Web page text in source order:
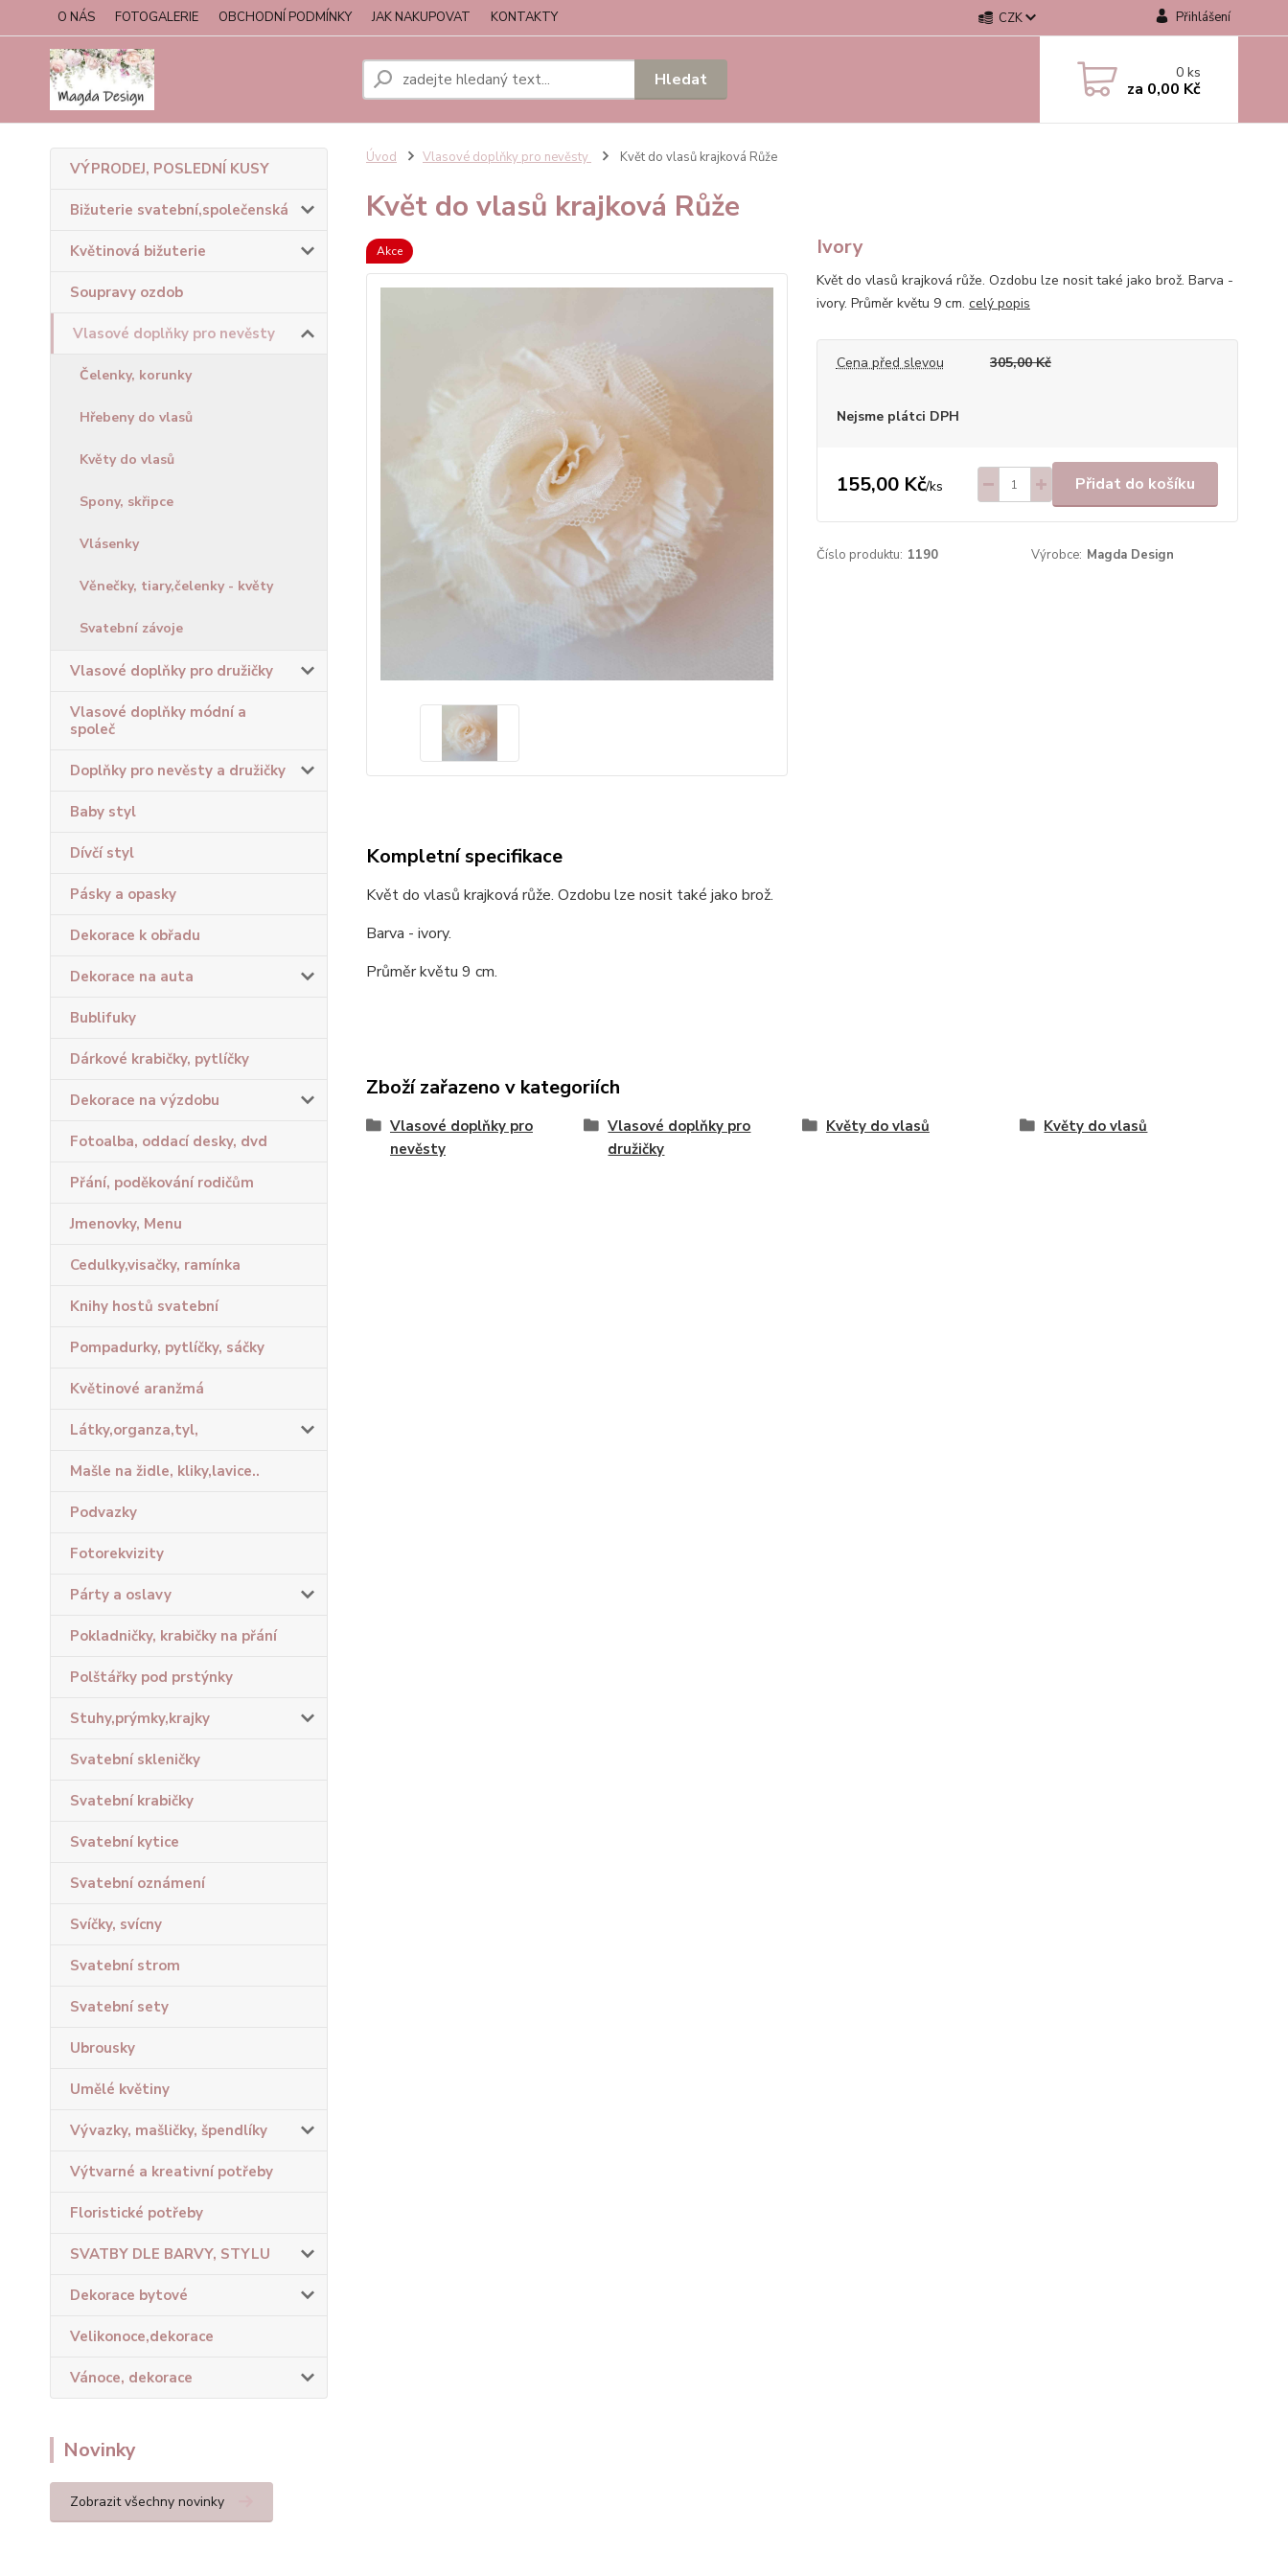
O NÁS FOTOGALERIE OBCHODNÍ PODMÍNKY JAK NAKUPOVAT KONTAKTY CZK Přihlášení
Hledat 0ks
za 0,00 Kč
VÝPRODEJ, POSLEDNÍ KUSY
Bižuterie svatební,společenská
Květinová bižuterie
Soupravy ozdob
Vlasové doplňky pro nevěsty
Čelenky, korunky
Hřebeny do vlasů
Květy do vlasů
Spony, skřipce
Vlásenky
Věnečky, tiary,čelenky - květy
Svatební závoje
Vlasové doplňky pro družičky
Vlasové doplňky módní a
společ
Doplňky pro nevěsty a družičky
Baby styl
Dívčí styl
Pásky a opasky
Dekorace k obřadu
Dekorace na auta
Bublifuky
Dárkové krabičky, pytlíčky
Dekorace na výzdobu
Fotoalba, oddací desky, dvd
Přání, poděkování rodičům
Jmenovky, Menu
Cedulky,visačky, ramínka
Knihy hostů svatební
Pompadurky, pytlíčky, sáčky
Květinové aranžmá
Látky,organza,tyl,
Mašle na židle, kliky,lavice..
Podvazky
Fotorekvizity
Párty a oslavy
Pokladničky, krabičky na přání
Polštářky pod prstýnky
Stuhy,prýmky,krajky
Svatební skleničky
Svatební krabičky
Svatební kytice
Svatební oznámení
Svíčky, svícny
Svatební strom
Svatební sety
Ubrousky
Umělé květiny
Vývazky, mašličky, špendlíky
Výtvarné a kreativní potřeby
Floristické potřeby
SVATBY DLE BARVY, STYLU
Dekorace bytové
Velikonoce,dekorace
Vánoce, dekorace
Novinky
Zobrazit všechny novinky
Úvod Vlasové doplňky pro nevěsty Květ do vlasů krajková Růže
Květ do vlasů krajková Růže
Akce Ivory
Květ do vlasů krajková růže. Ozdobu lze nosit také jako brož. Barva -
ivory. Průměr květu 9 cm. celý popis
Cena před slevou 305,00 Kč
Nejsme plátci DPH
155,00 Kč/ks Přidat do košíku
Číslo produktu: 1190 Výrobce: Magda Design
Kompletní specifikace
Květ do vlasů krajková růže. Ozdobu lze nosit také jako brož.
Barva - ivory.
Průměr květu 9 cm.
Zboží zařazeno v kategoriích
Vlasové doplňky pro
nevěsty
Vlasové doplňky pro
družičky
Květy do vlasů Květy do vlasů